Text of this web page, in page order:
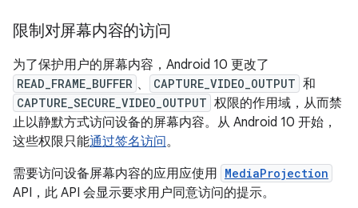
限制对屏幕内容的访问
为了保护用户的屏幕内容，Android 10 更改了
READ_FRAME_BUFFER 、 CAPTURE_VIDEO_OUTPUT 和
CAPTURE_SECURE_VIDEO_OUTPUT 权限的作用域，从而禁
止以静默方式访问设备的屏幕内容。从 Android 10 开始，
这些权限只能通过签名访问。
需要访问设备屏幕内容的应用应使用 MediaProjection
API，此 API 会显示要求用户同意访问的提示。